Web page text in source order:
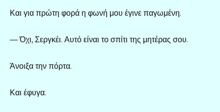
Και για πρώτη φορά η φωνή μου έγινε παγωμένη.
— Όχι, Σεργκέι. Αυτό είναι το σπίτι της μητέρας σου.
Άνοιξα την πόρτα.
Και έφυγα.